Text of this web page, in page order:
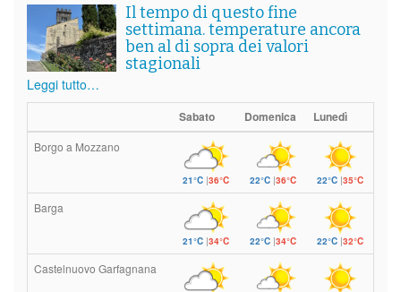
Il tempo di questo fine
settimana. temperature ancora
ben al di sopra dei valori
stagionali
Leggi tutto…
Sabato Domenica Lunedì
Borgo a Mozzano
21°C|36°C 22°C|36°C 22°C |35°C
Barga
21°C|34°C 22°C|34°C 22°C |32°C
Castelnuovo Garfagnana